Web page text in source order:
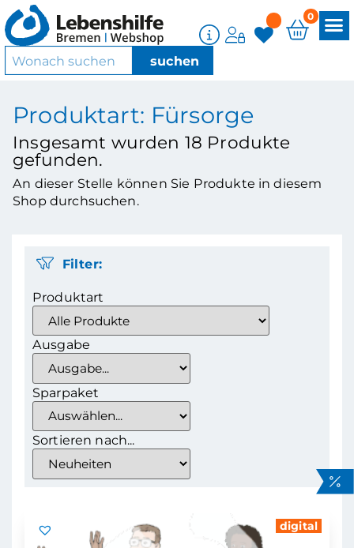
0
Produktart: Fürsorge
Insgesamt wurden 18 Produkte
gefunden.
An dieser Stelle können Sie Produkte in diesem
Shop durchsuchen.
Filter:
Produktart
Ausgabe
Sparpaket
Sortieren nach...
digital